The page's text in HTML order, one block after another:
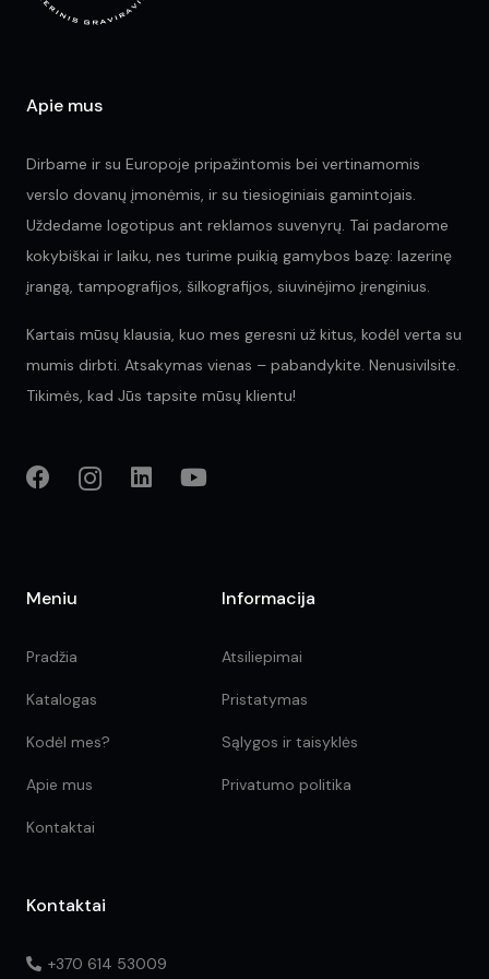
Apie mus
Dirbame ir su Europoje pripažintomis bei vertinamomis
verslo dovanų įmonėmis, ir su tiesioginiais gamintojais.
Uždedame logotipus ant reklamos suvenyrų. Tai padarome
kokybiškai ir laiku, nes turime puikią gamybos bazę: lazerinę
įrangą, tampografijos, šilkografijos, siuvinėjimo įrenginius.
Kartais mūsų klausia, kuo mes geresni už kitus, kodėl verta su
mumis dirbti. Atsakymas vienas – pabandykite. Nenusivilsite.
Tikimės, kad Jūs tapsite mūsų klientu!
Meniu
Pradžia
Katalogas
Kodėl mes?
Apie mus
Kontaktai
Informacija
Atsiliepimai
Pristatymas
Sąlygos ir taisyklės
Privatumo politika
Kontaktai
+370 614 53009